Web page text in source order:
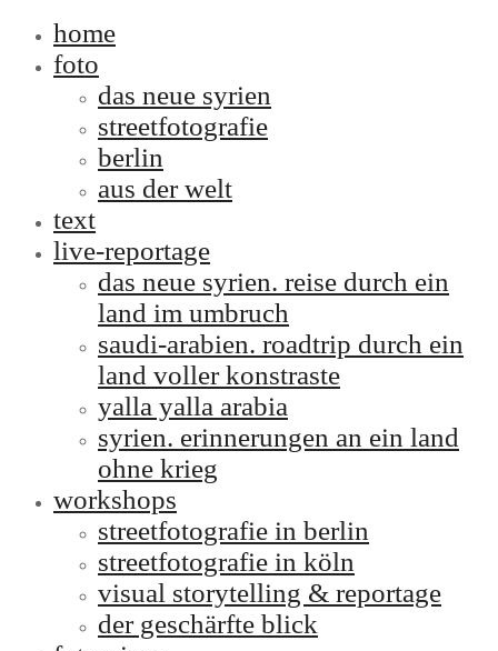
home
foto
das neue syrien
streetfotografie
berlin
aus der welt
text
live-reportage
das neue syrien. reise durch ein
land im umbruch
saudi-arabien. roadtrip durch ein
land voller konstraste
yalla yalla arabia
syrien. erinnerungen an ein land
ohne krieg
workshops
streetfotografie in berlin
streetfotografie in köln
visual storytelling & reportage
der geschärfte blick